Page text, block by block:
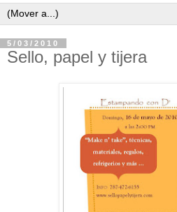
5/03/2010
Sello, papel y tijera